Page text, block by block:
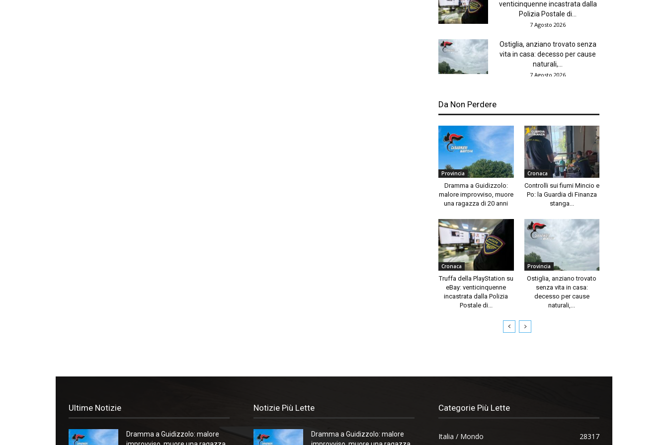
venticinquenne incastrata dalla
Polizia Postale di...
7 Agosto 2026
Ostiglia, anziano trovato senza
vita in casa: decesso per cause
naturali,...
7 Agosto 2026
Da Non Perdere
Provincia
Dramma a Guidizzolo:
malore improvviso, muore
una ragazza di 20 anni
Cronaca
Controlli sui fiumi Mincio e
Po: la Guardia di Finanza
stanga...
Cronaca
Truffa della PlayStation su
eBay: venticinquenne
incastrata dalla Polizia
Postale di...
Provincia
Ostiglia, anziano trovato
senza vita in casa:
decesso per cause
naturali,...
Ultime Notizie
Dramma a Guidizzolo: malore
Notizie Più Lette
Dramma a Guidizzolo: malore
Categorie Più Lette
Italia / Mondo 28317